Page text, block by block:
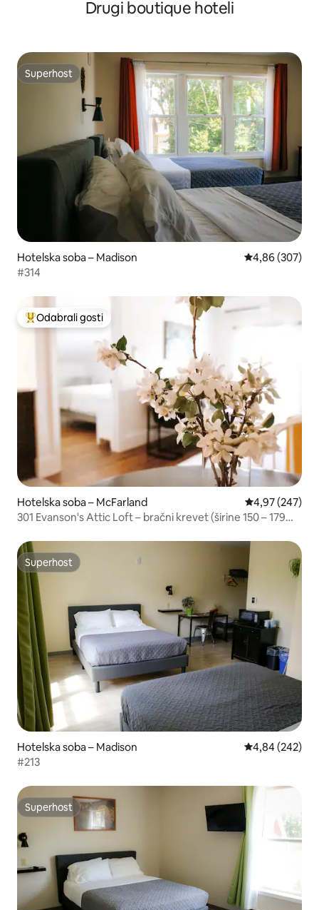
Drugi boutique hoteli
Superhost
Superhost
Hotelska soba – Madison Prosječna
4,86 (307)
#314
Među najviše rangiranima s oznakom „Odabrali gosti”
Odabrali gosti
Hotelska soba – McFarland Prosječna
4,97 (247)
301 Evanson's Attic Loft – bračni krevet (širine 150 – 179
Superhost
Superhost
Hotelska soba – Madison Prosječna
4,84 (242)
#213
Superhost
Superhost